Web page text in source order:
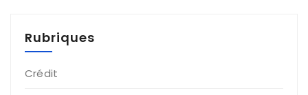
Rubriques
Crédit